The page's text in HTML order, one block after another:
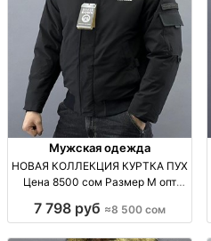
Мужская одежда
НОВАЯ КОЛЛЕКЦИЯ КУРТКА ПУХ
Цена 8500 сом Размер M опт
7 798 руб ≈8 500 сом